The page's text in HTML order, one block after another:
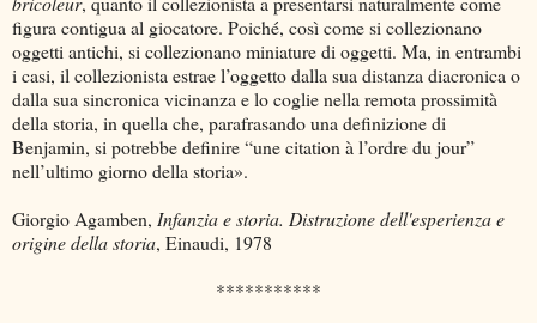
figura contigua al giocatore. Poiché, così come si collezionano
oggetti antichi, si collezionano miniature di oggetti. Ma, in entrambi
i casi, il collezionista estrae l’oggetto dalla sua distanza diacronica o
dalla sua sincronica vicinanza e lo coglie nella remota prossimità
della storia, in quella che, parafrasando una definizione di
Benjamin, si potrebbe definire “une citation à l’ordre du jour”
nell’ultimo giorno della storia».
Giorgio Agamben, Infanzia e storia. Distruzione dell'esperienza e
origine della storia, Einaudi, 1978
***********